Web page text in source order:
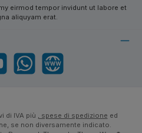
eirmod tempor invidunt ut labore et
aliquyam erat.
WhatsApp Website
di IVA più , spese di spedizione ed
se non diversamente indicato.